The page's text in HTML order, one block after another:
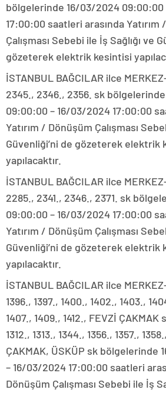
bölgelerinde 16/03/2024 09:00:00
17:00:00 saatleri arasında Yatırım
Çalışması Sebebi ile İş Sağlığı ve
gözeterek elektrik kesintisi
İSTANBUL BAĞCILAR ilce
2345., 2346., 2356. sk
09:00:00 – 16/03/2024 17:00:00
Yatırım / Dönüşüm Çalışması
Güvenliği’ni de gözeterek elektrik
yapılacaktır.
İSTANBUL BAĞCILAR ilce
2285., 2341., 2346., 2371. sk
09:00:00 – 16/03/2024 17:00:00
Yatırım / Dönüşüm Çalışması
Güvenliği’ni de gözeterek elektrik
yapılacaktır.
İSTANBUL BAĞCILAR ilce
1396., 1397., 1400., 1402., 1403.,
1407., 1409., 1412., FEVZİ
1312., 1313., 1344., 1356., 1357.,
ÇAKMAK, ÜSKÜP sk bölgelerinde
– 16/03/2024 17:00:00 saatleri
Dönüşüm Çalışması Sebebi ile İş